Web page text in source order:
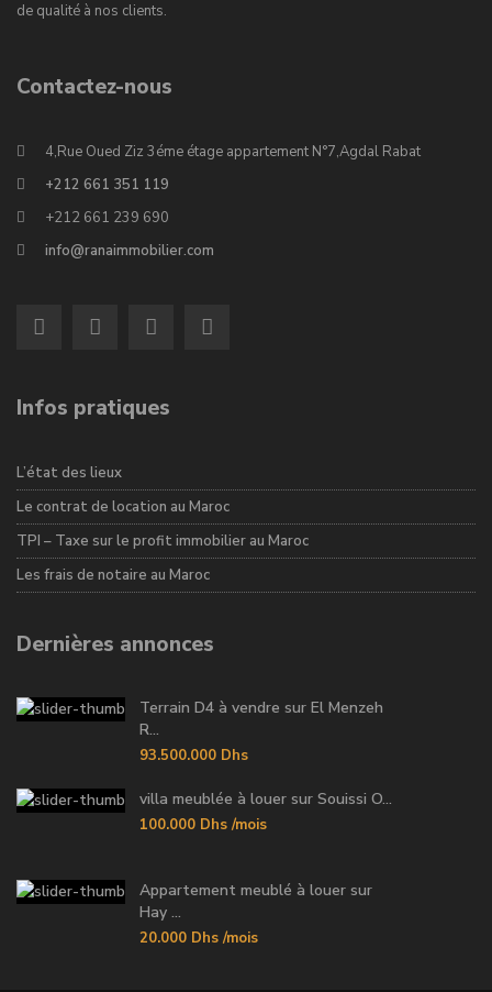
de qualité à nos clients.
Contactez-nous
4,Rue Oued Ziz 3éme étage appartement N°7,Agdal Rabat
+212 661 351 119
+212 661 239 690
info@ranaimmobilier.com
Infos pratiques
L’état des lieux
Le contrat de location au Maroc
TPI – Taxe sur le profit immobilier au Maroc
Les frais de notaire au Maroc
Dernières annonces
Terrain D4 à vendre sur El Menzeh
R...
93.500.000 Dhs
villa meublée à louer sur Souissi O...
100.000 Dhs /mois
Appartement meublé à louer sur
Hay ...
20.000 Dhs /mois